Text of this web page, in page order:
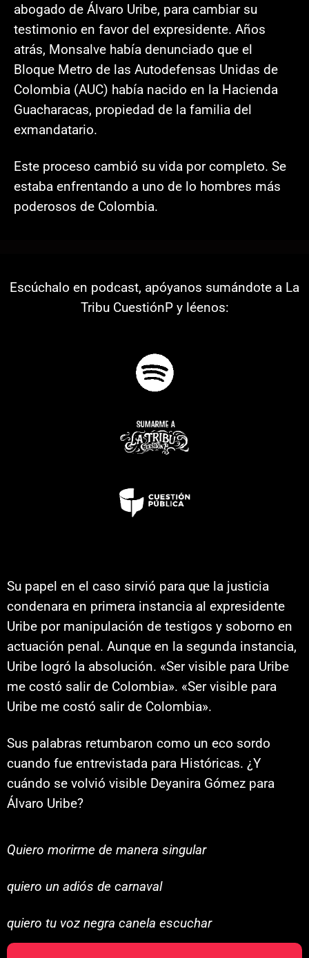
abogado de Álvaro Uribe, para cambiar su
testimonio en favor del expresidente. Años
atrás, Monsalve había denunciado que el
Bloque Metro de las Autodefensas Unidas de
Colombia (AUC) había nacido en la Hacienda
Guacharacas, propiedad de la familia del
exmandatario.
Este proceso cambió su vida por completo. Se
estaba enfrentando a uno de lo hombres más
poderosos de Colombia.
Escúchalo en podcast, apóyanos sumándote a La
Tribu CuestiónP y léenos:
Su papel en el caso sirvió para que la justicia
condenara en primera instancia al expresidente
Uribe por manipulación de testigos y soborno en
actuación penal. Aunque en la segunda instancia,
Uribe logró la absolución. «Ser visible para Uribe
me costó salir de Colombia». «Ser visible para
Uribe me costó salir de Colombia».
Sus palabras retumbaron como un eco sordo
cuando fue entrevistada para Históricas. ¿Y
cuándo se volvió visible Deyanira Gómez para
Álvaro Uribe?
Quiero morirme de manera singular
quiero un adiós de carnaval
quiero tu voz negra canela escuchar